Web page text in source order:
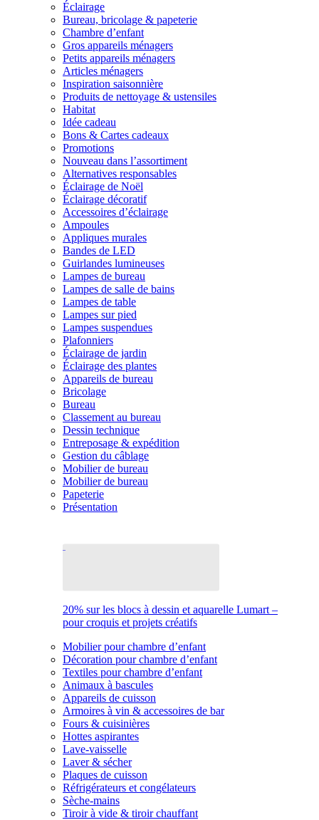
Éclairage
Bureau, bricolage & papeterie
Chambre d’enfant
Gros appareils ménagers
Petits appareils ménagers
Articles ménagers
Inspiration saisonnière
Produits de nettoyage & ustensiles
Habitat
Idée cadeau
Bons & Cartes cadeaux
Promotions
Nouveau dans l’assortiment
Alternatives responsables
Éclairage de Noël
Éclairage décoratif
Accessoires d’éclairage
Ampoules
Appliques murales
Bandes de LED
Guirlandes lumineuses
Lampes de bureau
Lampes de salle de bains
Lampes de table
Lampes sur pied
Lampes suspendues
Plafonniers
Éclairage de jardin
Éclairage des plantes
Appareils de bureau
Bricolage
Bureau
Classement au bureau
Dessin technique
Entreposage & expédition
Gestion du câblage
Mobilier de bureau
Mobilier de bureau
Papeterie
Présentation
20% sur les blocs à dessin et aquarelle Lumart –
pour croquis et projets créatifs
Mobilier pour chambre d’enfant
Décoration pour chambre d’enfant
Textiles pour chambre d’enfant
Animaux à bascules
Appareils de cuisson
Armoires à vin & accessoires de bar
Fours & cuisinières
Hottes aspirantes
Lave-vaisselle
Laver & sécher
Plaques de cuisson
Réfrigérateurs et congélateurs
Sèche-mains
Tiroir à vide & tiroir chauffant